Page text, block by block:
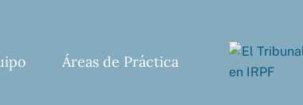
Áreas de Práctica